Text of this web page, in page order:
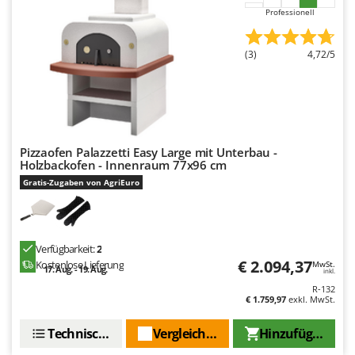
MTD
New O.M.R.A.
Nilfisk
Ninja
Novatec
Novital
NuAir
NuovaFac
O
Officine Savioli
OMA
Professionell
(3) 4,72/5
Pizzaofen Palazzetti Easy Large mit Unterbau -
Holzbackofen - Innenraum 77x96 cm
Gratis-Zugaben von AgriEuro
Verfügbarkeit:2
Kostenlose Lieferung
17. Aug. - 19. Aug. € 2.094,37MwSt.
inkl.
R-132
€ 1.759,97 exkl. MwSt.
Hinzufügen
Vergleichen Sie
Technische Daten